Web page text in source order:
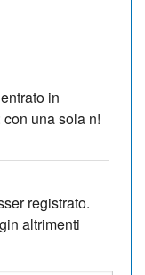
in
una sola n!
registrato.
altrimenti